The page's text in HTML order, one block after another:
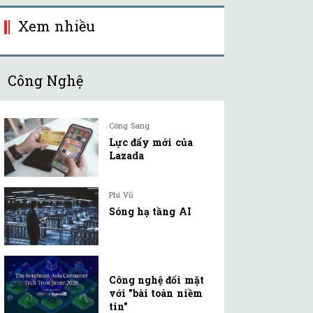
Xem nhiều
Công Nghệ
Công Sang
Lực đẩy mới của
Lazada
Phi Vũ
Sóng hạ tầng AI
Công nghệ đối mặt
với "bài toán niềm
tin"